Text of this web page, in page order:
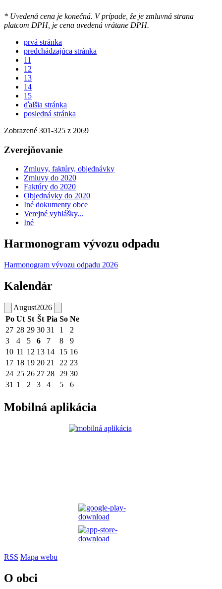
* Uvedená cena je konečná. V prípade, že je zmluvná strana
platcom DPH, je cena uvedená vrátane DPH.
prvá stránka
predchádzajúca stránka
11
12
13
14
15
ďalšia stránka
posledná stránka
Zobrazené 301-325 z 2069
Zverejňovanie
Zmluvy, faktúry, objednávky
Zmluvy do 2020
Faktúry do 2020
Objednávky do 2020
Iné dokumenty obce
Verejné vyhlášky...
Iné
Harmonogram vývozu odpadu
Harmonogram vývozu odpadu 2026
Kalendár
August2026
Po Ut St Št Pia So Ne
27 28 29 30 31 1
2
3
4 5 6 7 8
9
10 11 12 13 14 15 16
17 18 19 20 21 22 23
24 25 26 27 28 29 30
31 1 2 3 4 5 6
Mobilná aplikácia
RSS Mapa webu
O obci